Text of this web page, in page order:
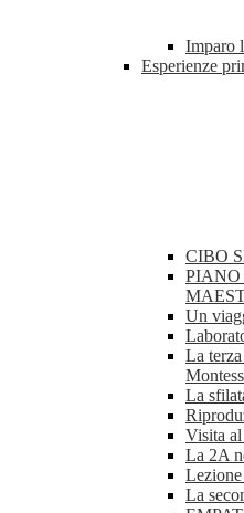
Imparo
Esperienze
CIBO
PIANO
Un
La
La
Visita
La 2A
La